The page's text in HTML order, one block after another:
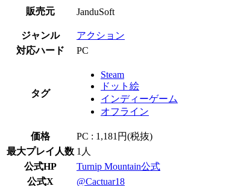
販売元 JanduSoft
ジャンル
アクション
対応ハード
PC
タグ
Steam
ドット絵
インディーゲーム
オフライン
価格
PC : 1,181円(税抜)
最大プレイ人数 1人
公式HP
Turnip Mountain公式
公式X
@Cactuar18